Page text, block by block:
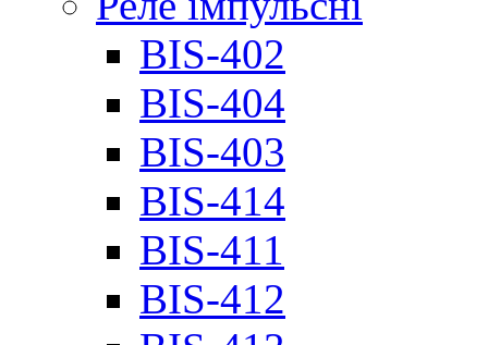
BIS-402
BIS-404
BIS-403
BIS-414
BIS-411
BIS-412